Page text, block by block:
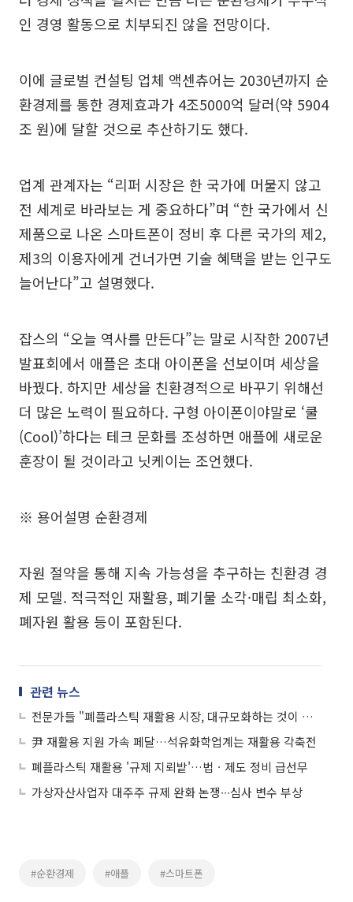
인 경영 활동으로 치부되진 않을 전망이다.
이에 글로벌 컨설팅 업체 액센츄어는 2030년까지 순
환경제를 통한 경제효과가 4조5000억 달러(약 5904
조 원)에 달할 것으로 추산하기도 했다.
업계 관계자는 “리퍼 시장은 한 국가에 머물지 않고
전 세계로 바라보는 게 중요하다”며 “한 국가에서 신
제품으로 나온 스마트폰이 정비 후 다른 국가의 제2,
제3의 이용자에게 건너가면 기술 혜택을 받는 인구도
늘어난다”고 설명했다.
잡스의 “오늘 역사를 만든다”는 말로 시작한 2007년
발표회에서 애플은 초대 아이폰을 선보이며 세상을
바꿨다. 하지만 세상을 친환경적으로 바꾸기 위해선
더 많은 노력이 필요하다. 구형 아이폰이야말로 ‘쿨
(Cool)’하다는 테크 문화를 조성하면 애플에 새로운
훈장이 될 것이라고 닛케이는 조언했다.
※ 용어설명 순환경제
자원 절약을 통해 지속 가능성을 추구하는 친환경 경
제 모델. 적극적인 재활용, 폐기물 소각·매립 최소화,
폐자원 활용 등이 포함된다.
관련 뉴스
전문가들 "폐플라스틱 재활용 시장, 대규모화하는 것이 관건"
尹 재활용 지원 가속 페달…석유화학업계는 재활용 각축전
폐플라스틱 재활용 '규제 지뢰밭'…법ㆍ제도 정비 급선무
가상자산사업자 대주주 규제 완화 논쟁∙∙∙심사 변수 부상
#순환경제 #애플 #스마트폰